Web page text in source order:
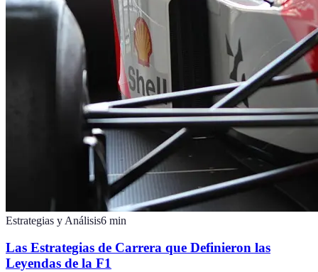
Estrategias y Análisis6 min
Las Estrategias de Carrera que Definieron las
Leyendas de la F1